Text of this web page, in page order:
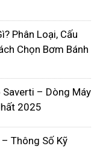
sử dụng trong
loại máy sục
Phân Loại, Cấu
Chọn Bơm Bánh
Saverti – Dòng Máy
2025
Thông Số Kỹ